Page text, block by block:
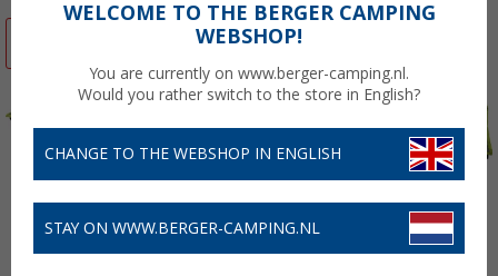
WELCOME TO THE BERGER CAMPING
WEBSHOP!
You are currently on www.berger-camping.nl.
Would you rather switch to the store in English?
CHANGE TO THE WEBSHOP IN ENGLISH
STAY ON WWW.BERGER-CAMPING.NL